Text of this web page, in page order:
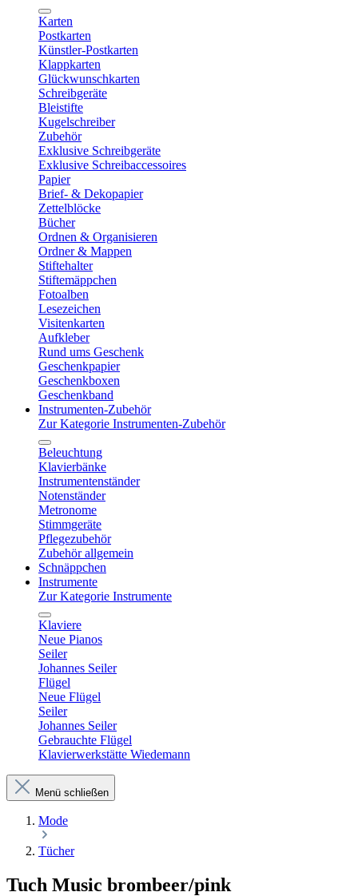
Karten
Postkarten
Künstler-Postkarten
Klappkarten
Glückwunschkarten
Schreibgeräte
Bleistifte
Kugelschreiber
Zubehör
Exklusive Schreibgeräte
Exklusive Schreibaccessoires
Papier
Brief- & Dekopapier
Zettelblöcke
Bücher
Ordnen & Organisieren
Ordner & Mappen
Stiftehalter
Stiftemäppchen
Fotoalben
Lesezeichen
Visitenkarten
Aufkleber
Rund ums Geschenk
Geschenkpapier
Geschenkboxen
Geschenkband
Instrumenten-Zubehör
Zur Kategorie Instrumenten-Zubehör
Beleuchtung
Klavierbänke
Instrumentenständer
Notenständer
Metronome
Stimmgeräte
Pflegezubehör
Zubehör allgemein
Schnäppchen
Instrumente
Zur Kategorie Instrumente
Klaviere
Neue Pianos
Seiler
Johannes Seiler
Flügel
Neue Flügel
Seiler
Johannes Seiler
Gebrauchte Flügel
Klavierwerkstätte Wiedemann
Menü schließen
Mode
Tücher
Tuch Music brombeer/pink